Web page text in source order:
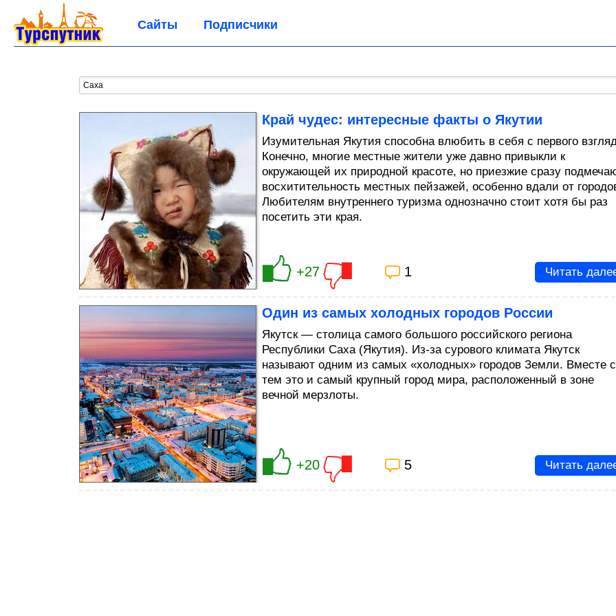
Сайты Подписчики
Край чудес: интересные факты о Якутии
Изумительная Якутия способна влюбить в себя с первого
Конечно, многие местные жители уже давно привыкли к
окружающей их природной красоте, но приезжие сразу
восхитительность местных пейзажей, особенно вдали от
Любителям внутреннего туризма однозначно стоит хотя бы раз
посетить эти края.
+27 1 Читать
Один из самых холодных городов России
Якутск — столица самого большого российского региона
Республики Саха (Якутия). Из-за сурового климата Якутск
называют одним из самых «холодных» городов Земли. Вместе с
тем это и самый крупный город мира, расположенный в зоне
вечной мерзлоты.
+20 5 Читать